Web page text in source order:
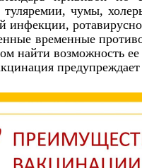
чумы,
инфекции,
временные
найти возможность